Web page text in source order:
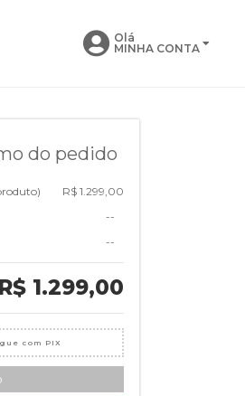
Olá
MINHA CONTA
do pedido
)
R$ 1.299,00
--
--
R$ 1.299,00
com PIX